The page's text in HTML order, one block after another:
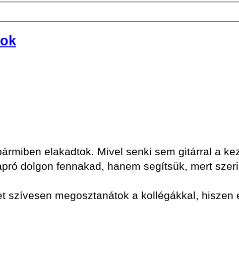
elakadtok. Mivel senki sem gitárral a
dolgon fennakad, hanem segítsük, mert
szívesen megosztanátok a kollégákkal, hiszen